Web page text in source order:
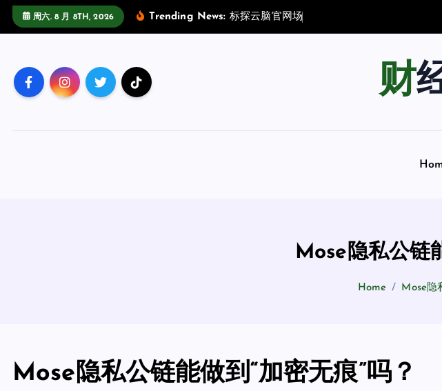
周六. 8 月 8TH, 2026 Trending News: 标探云脑官 网 场
Mose隐私公链
Home Mose隐
Mose隐私公链能做到“加密无痕”吗？